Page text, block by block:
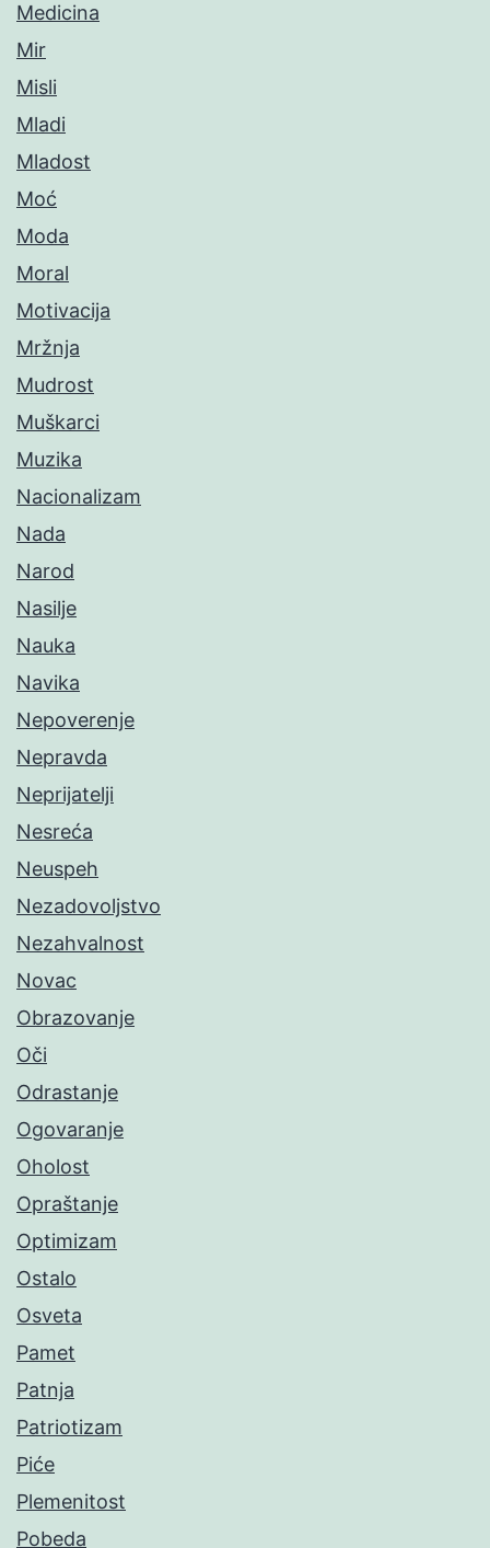
Medicina
Mir
Misli
Mladi
Mladost
Moć
Moda
Moral
Motivacija
Mržnja
Mudrost
Muškarci
Muzika
Nacionalizam
Nada
Narod
Nasilje
Nauka
Navika
Nepoverenje
Nepravda
Neprijatelji
Nesreća
Neuspeh
Nezadovoljstvo
Nezahvalnost
Novac
Obrazovanje
Oči
Odrastanje
Ogovaranje
Oholost
Opraštanje
Optimizam
Ostalo
Osveta
Pamet
Patnja
Patriotizam
Piće
Plemenitost
Pobeda